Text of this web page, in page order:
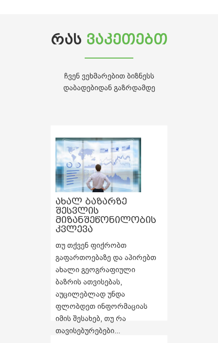
ᲠᲐᲡ ᲕᲐᲙᲔᲗᲔᲑᲗ
ჩვენ ვეხმარებით ბიზნესს
დაბადებიდან გაზრდამდე
ახალ ბაზარზე
შესვლის
მიზანშეწონილობის
კვლევა
თუ თქვენ ფიქრობთ
გაფართოებაზე და აპირებთ
ახალი გეოგრაფიული
ბაზრის ათვისებას,
აუცილებლად უნდა
ფლობდეთ ინფორმაციას
იმის შესახებ, თუ რა
თავისებურებები...